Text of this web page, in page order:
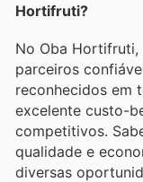
Hortifruti?
No Oba Hortifruti,
parceiros
reconhecidos em
excelente custo-
competitivos.
qualidade e
diversas